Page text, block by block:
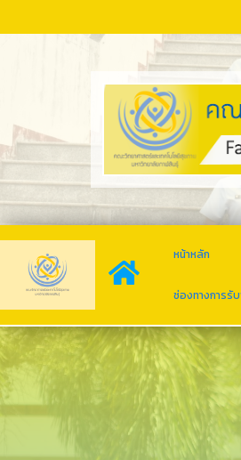
หน้าหลัก
ช่องทางการรั